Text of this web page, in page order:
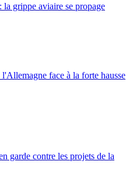
la grippe aviaire se propage
face à la forte hausse
garde contre les projets de la